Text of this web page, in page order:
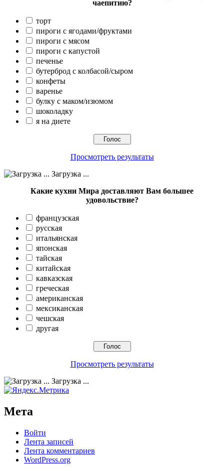
чаепитию?
торт
пироги с ягодами/фруктами
пироги с мясом
пироги с капустой
печенье
бутерброд с колбасой/сыром
конфеты
варенье
булку с маком/изюмом
шоколадку
я на диете
Просмотреть результаты
Загрузка ...
Какие кухни Мира доставляют Вам большее
удовольствие?
французская
русская
итальянская
японская
тайская
китайская
кавказская
греческая
американская
мексиканская
чешская
другая
Просмотреть результаты
Загрузка ...
Мета
Войти
Лента записей
Лента комментариев
WordPress.org